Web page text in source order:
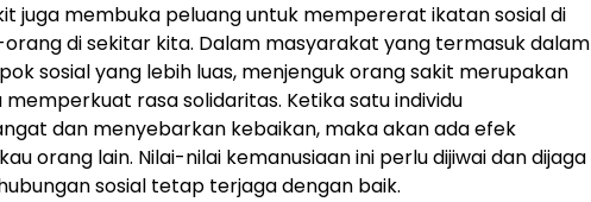
juga membuka peluang untuk mempererat ikatan sosial di
di sekitar kita. Dalam masyarakat yang termasuk dalam
sosial yang lebih luas, menjenguk orang sakit merupakan
rasa solidaritas. Ketika satu individu
dan menyebarkan kebaikan, maka akan ada efek
orang lain. Nilai-nilai kemanusiaan ini perlu dijiwai dan dijaga
sosial tetap terjaga dengan baik.